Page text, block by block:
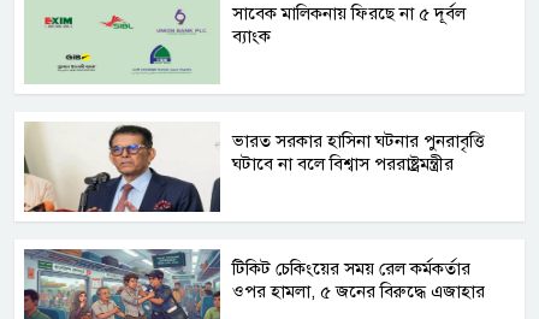
সাবেক মালিকনায় ফিরছে না ৫ দূর্বল
ব্যাংক
ভারত সরকার হাসিনা ঘটনার পুনরাবৃত্তি
ঘটাবে না বলে বিশ্বাস পররাষ্ট্রমন্ত্রীর
টিকিট চেকিংয়ের সময় রেল কর্মকর্তার
ওপর হামলা, ৫ জনের বিরুদ্ধে এজাহার